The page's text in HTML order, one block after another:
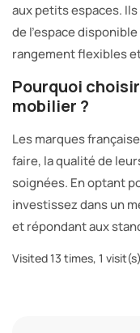
aux petits espaces.
de l’espace
rangement flexibles
Pourquoi
mobilier ?
Les marques
faire, la qualité de
soignées. En optant
investissez dans un
et répondant aux
Visited 13 times, 1